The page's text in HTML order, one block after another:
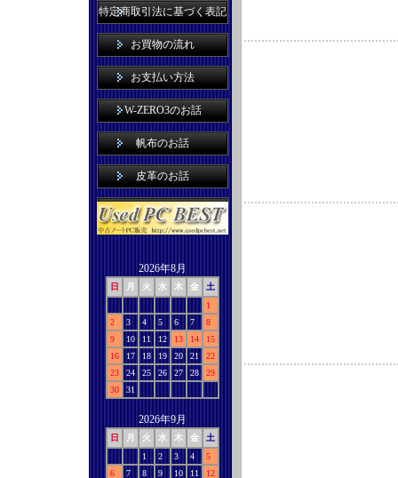
特定商取引法に基づく表記
お買物の流れ
お支払い方法
W-ZERO3のお話
帆布のお話
皮革のお話
2026年8月
日 月 火 水 木 金
土
1
2
3 4 5 6 7
8
9
10 11 12 13 14
15
16
17 18 19 20 21
22
23
24 25 26 27 28
29
30
31
2026年9月
日 月 火 水 木 金
土
1
2 3 4
5
6
7 8 9 10 11
12